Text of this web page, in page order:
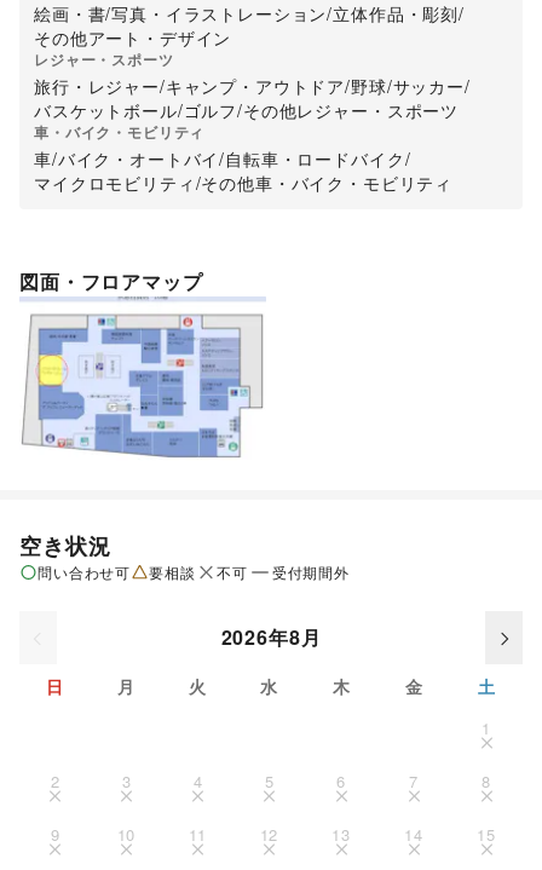
絵画・書/写真・イラストレーション/立体作品・彫刻/
その他アート・デザイン
レジャー・スポーツ
旅行・レジャー/キャンプ・アウトドア/野球/サッカー/
バスケットボール/ゴルフ/その他レジャー・スポーツ
車・バイク・モビリティ
車/バイク・オートバイ/自転車・ロードバイク/
マイクロモビリティ /その他車・バイク・モビリティ
図面・フロアマップ
空き状況
問い合わせ可 要相談 不可 受付期間外
2026年8月
日 月 火 水 木 金 土
1
2 3 4 5 6 7 8
9 10 11 12 13 14 15